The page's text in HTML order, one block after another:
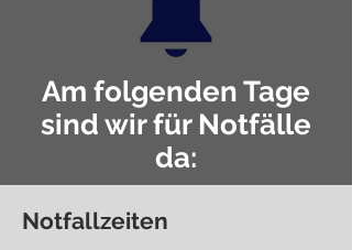
Am folgenden Tage
sind wir für Notfälle
da:
Notfallzeiten